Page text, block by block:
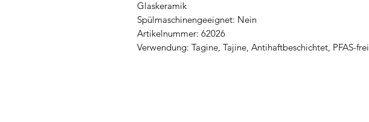
Glaskeramik
Spülmaschinengeeignet: Nein
Artikelnummer: 62026
Verwendung: Tagine, Tajine, Antihaftbeschichtet, PFAS-frei